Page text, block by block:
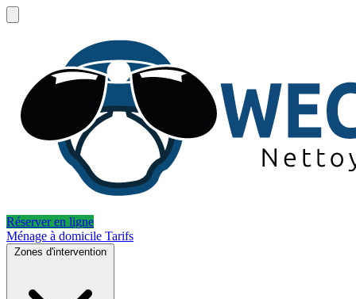
Réserver en ligne
Ménage à domicile Tarifs
Zones d'intervention